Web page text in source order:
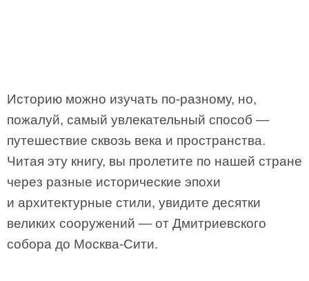
Историю можно изучать по-разному, но,
пожалуй, самый увлекательный способ —
путешествие сквозь века и пространства.
Читая эту книгу, вы пролетите по нашей стране
через разные исторические эпохи
и архитектурные стили, увидите десятки
великих сооружений — от Дмитриевского
собора до Москва-Сити.